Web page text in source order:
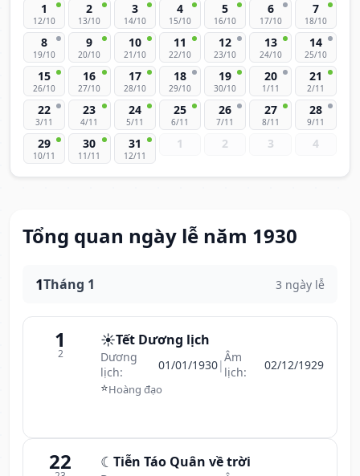
1
12/10
2
13/10
3
14/10
4
15/10
5
16/10
6
17/10
7
18/10
8
19/10
9
20/10
10
21/10
11
22/10
12
23/10
13
24/10
14
25/10
15
26/10
16
27/10
17
28/10
18
29/10
19
30/10
20
1/11
21
2/11
22
3/11
23
4/11
24
5/11
25
6/11
26
7/11
27
8/11
28
9/11
29
10/11
30
11/11
31
12/11
1 2 3 4
Tổng quan ngày lễ năm 1930
1Tháng 1 3 ngày lễ
1
2
☀️Tết Dương lịch
Dương
lịch:
01/01/1930|Âm
lịch:
02/12/1929
⭐Hoàng đạo
22 ☾ Tiễn Táo Quân về trời